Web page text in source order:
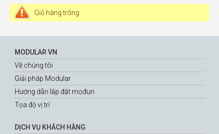
Giỏ hàng trống
MODULAR VN
Về chúng tôi
Giải pháp Modular
Hướng dẫn lắp đặt mođun
Tọa độ vị trí
DỊCH VỤ KHÁCH HÀNG